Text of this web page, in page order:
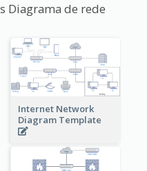
Diagrama de rede
Internet Network
Diagram Template